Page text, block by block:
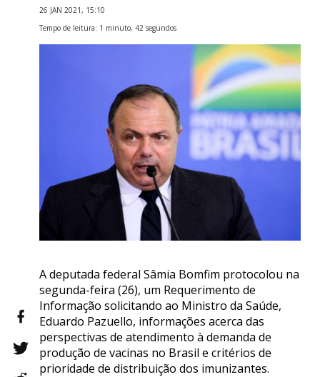
26 JAN 2021, 15:10
Tempo de leitura: 1 minuto, 42 segundos
A deputada federal Sâmia Bomfim protocolou na
segunda-feira (26), um Requerimento de
Informação solicitando ao Ministro da Saúde,
Eduardo Pazuello, informações acerca das
perspectivas de atendimento à demanda de
produção de vacinas no Brasil e critérios de
prioridade de distribuição dos imunizantes.